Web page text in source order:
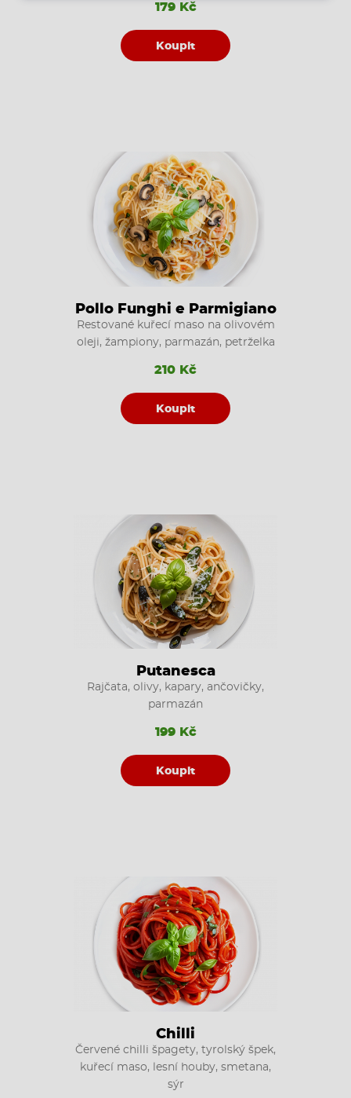
179 Kč
Koupit
Pollo Funghi e Parmigiano
Restované kuřecí maso na olivovém
oleji, žampiony, parmazán, petrželka
210 Kč
Koupit
Putanesca
Rajčata, olivy, kapary, ančovičky,
parmazán
199 Kč
Koupit
Chilli
Červené chilli špagety, tyrolský špek,
kuřecí maso, lesní houby, smetana,
sýr